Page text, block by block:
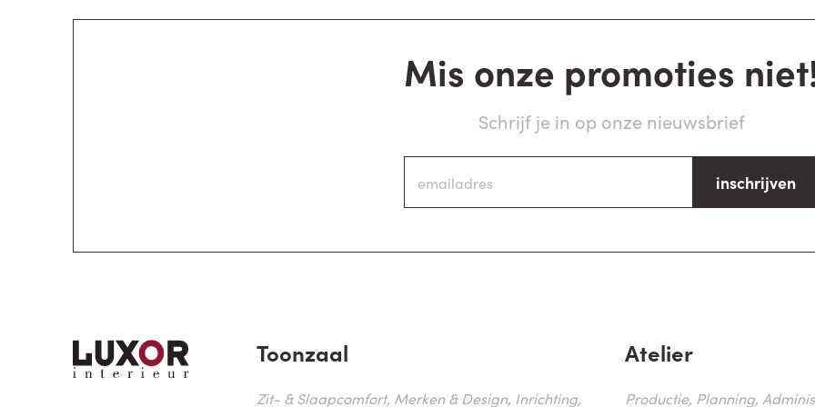
Mis onze promoties
Schrijf je in op onze nieuwsbrief
inschrijven
Toonzaal
Zit- & Slaapcomfort, Merken & Design, Inrichting,
Atelier
Productie, Planning,